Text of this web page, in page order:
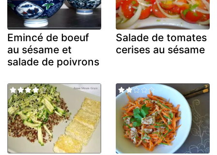
Emincé de boeuf
au sésame et
salade de poivrons
Salade de tomates
cerises au sésame